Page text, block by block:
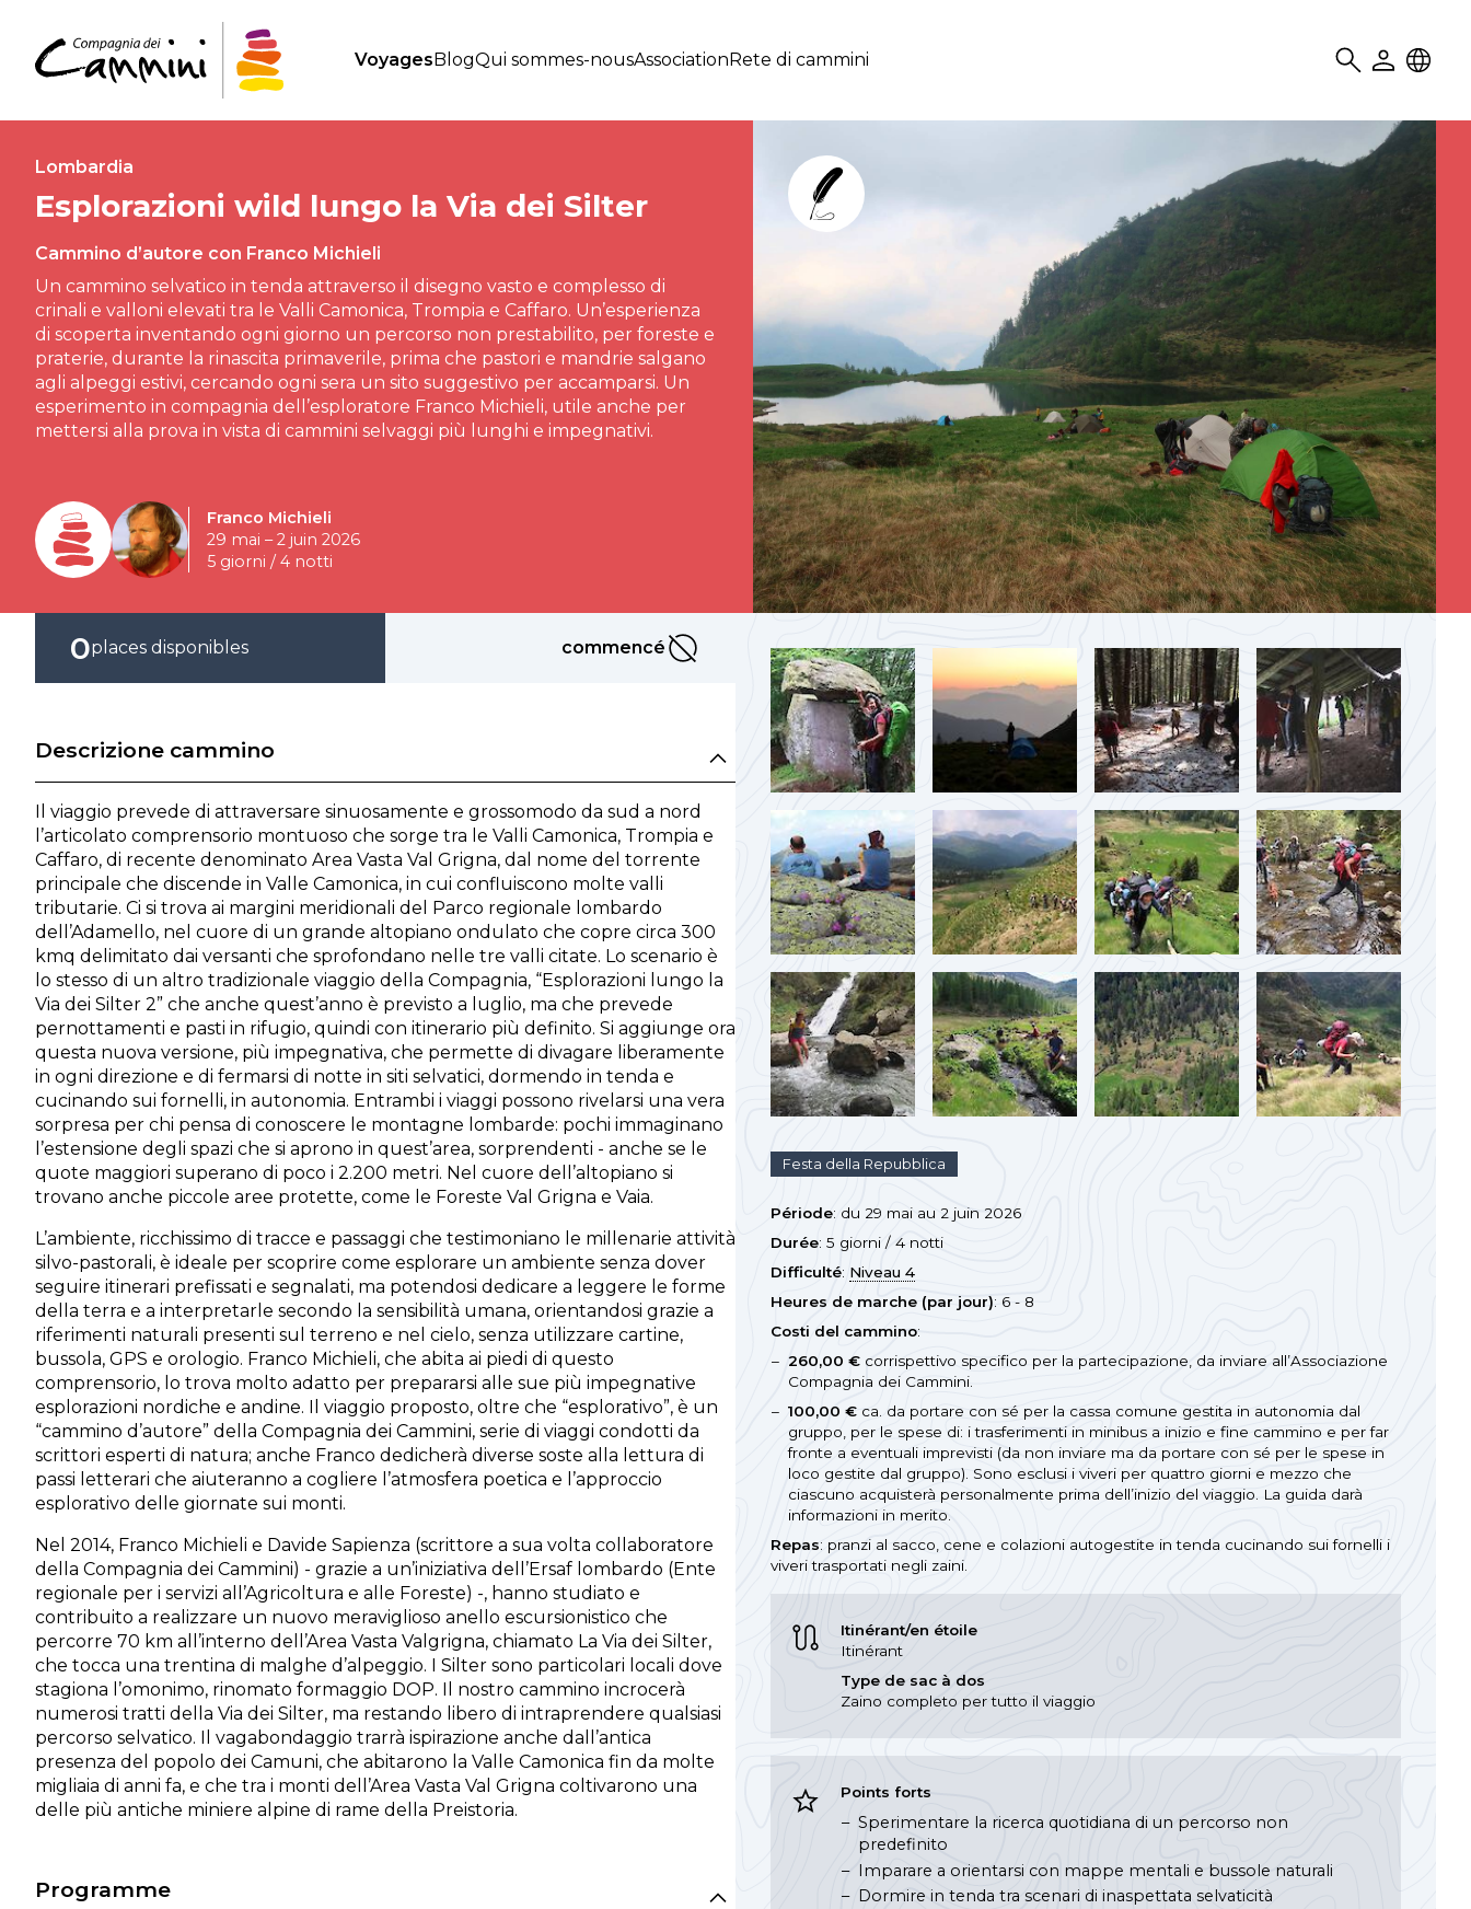
VoyagesBlogQui sommes-nousAssociationRete di cammini SearchUser Locale
Lombardia
Esplorazioni wild lungo la Via dei Silter
Cammino d’autore con Franco Michieli
Un cammino selvatico in tenda attraverso il disegno vasto e complesso di
crinali e valloni elevati tra le Valli Camonica, Trompia e Caffaro. Un’esperienza
di scoperta inventando ogni giorno un percorso non prestabilito, per foreste e
praterie, durante la rinascita primaverile, prima che pastori e mandrie salgano
agli alpeggi estivi, cercando ogni sera un sito suggestivo per accamparsi. Un
esperimento in compagnia dell’esploratore Franco Michieli, utile anche per
mettersi alla prova in vista di cammini selvaggi più lunghi e impegnativi.
Franco Michieli
29 mai – 2 juin 2026
5 giorni / 4 notti
0places disponibles commencé commencé
Descrizione cammino
Il viaggio prevede di attraversare sinuosamente e grossomodo da sud a nord
l’articolato comprensorio montuoso che sorge tra le Valli Camonica, Trompia e
Caffaro, di recente denominato Area Vasta Val Grigna, dal nome del torrente
principale che discende in Valle Camonica, in cui confluiscono molte valli
tributarie. Ci si trova ai margini meridionali del Parco regionale lombardo
dell’Adamello, nel cuore di un grande altopiano ondulato che copre circa 300
kmq delimitato dai versanti che sprofondano nelle tre valli citate. Lo scenario è
lo stesso di un altro tradizionale viaggio della Compagnia, “Esplorazioni lungo la
Via dei Silter 2” che anche quest’anno è previsto a luglio, ma che prevede
pernottamenti e pasti in rifugio, quindi con itinerario più definito. Si aggiunge ora
questa nuova versione, più impegnativa, che permette di divagare liberamente
in ogni direzione e di fermarsi di notte in siti selvatici, dormendo in tenda e
cucinando sui fornelli, in autonomia. Entrambi i viaggi possono rivelarsi una vera
sorpresa per chi pensa di conoscere le montagne lombarde: pochi immaginano
l’estensione degli spazi che si aprono in quest’area, sorprendenti - anche se le
quote maggiori superano di poco i 2.200 metri. Nel cuore dell’altopiano si
trovano anche piccole aree protette, come le Foreste Val Grigna e Vaia.
L’ambiente, ricchissimo di tracce e passaggi che testimoniano le millenarie attività
silvo-pastorali, è ideale per scoprire come esplorare un ambiente senza dover
seguire itinerari prefissati e segnalati, ma potendosi dedicare a leggere le forme
della terra e a interpretarle secondo la sensibilità umana, orientandosi grazie a
riferimenti naturali presenti sul terreno e nel cielo, senza utilizzare cartine,
bussola, GPS e orologio. Franco Michieli, che abita ai piedi di questo
comprensorio, lo trova molto adatto per prepararsi alle sue più impegnative
esplorazioni nordiche e andine. Il viaggio proposto, oltre che “esplorativo”, è un
“cammino d’autore” della Compagnia dei Cammini, serie di viaggi condotti da
scrittori esperti di natura; anche Franco dedicherà diverse soste alla lettura di
passi letterari che aiuteranno a cogliere l’atmosfera poetica e l’approccio
esplorativo delle giornate sui monti.
Nel 2014, Franco Michieli e Davide Sapienza (scrittore a sua volta collaboratore
della Compagnia dei Cammini) - grazie a un’iniziativa dell’Ersaf lombardo (Ente
regionale per i servizi all’Agricoltura e alle Foreste) -, hanno studiato e
contribuito a realizzare un nuovo meraviglioso anello escursionistico che
percorre 70 km all’interno dell’Area Vasta Valgrigna, chiamato La Via dei Silter,
che tocca una trentina di malghe d’alpeggio. I Silter sono particolari locali dove
stagiona l’omonimo, rinomato formaggio DOP. Il nostro cammino incrocerà
numerosi tratti della Via dei Silter, ma restando libero di intraprendere qualsiasi
percorso selvatico. Il vagabondaggio trarrà ispirazione anche dall’antica
presenza del popolo dei Camuni, che abitarono la Valle Camonica fin da molte
migliaia di anni fa, e che tra i monti dell’Area Vasta Val Grigna coltivarono una
delle più antiche miniere alpine di rame della Preistoria.
Programme
Festa della Repubblica
Période: du 29 mai au 2 juin 2026
Durée: 5 giorni / 4 notti
Difficulté: Niveau 4
Heures de marche (par jour): 6 - 8
Costi del cammino:
260,00 € corrispettivo specifico per la partecipazione, da inviare all’Associazione
Compagnia dei Cammini.
100,00 € ca. da portare con sé per la cassa comune gestita in autonomia dal
gruppo, per le spese di: i trasferimenti in minibus a inizio e fine cammino e per far
fronte a eventuali imprevisti (da non inviare ma da portare con sé per le spese in
loco gestite dal gruppo). Sono esclusi i viveri per quattro giorni e mezzo che
ciascuno acquisterà personalmente prima dell’inizio del viaggio. La guida darà
informazioni in merito.
Repas: pranzi al sacco, cene e colazioni autogestite in tenda cucinando sui fornelli i
viveri trasportati negli zaini.
Itinérant/en étoile
Itinérant
Type de sac à dos
Zaino completo per tutto il viaggio
Points forts
Sperimentare la ricerca quotidiana di un percorso non
predefinito
Imparare a orientarsi con mappe mentali e bussole naturali
Dormire in tenda tra scenari di inaspettata selvaticità